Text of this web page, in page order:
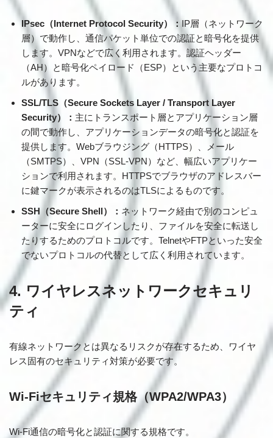
IPsec（Internet Protocol Security）：IP層（ネットワーク
層）で動作し、通信パケット単位での認証と暗号化を提供
します。VPNなどで広く利用されます。認証ヘッダー
（AH）と暗号化ペイロード（ESP）という主要なプロトコ
ルがあります。
SSL/TLS（Secure Sockets Layer / Transport Layer
Security）： 主にトランスポート層とアプリケーション層
の間で動作し、アプリケーションデータの暗号化と認証を
提供します。Webブラウジング（HTTPS）、メール
（SMTPS）、VPN（SSL-VPN）など、幅広いアプリケー
ションで利用されます。HTTPSでブラウザのアドレスバー
に鍵マークが表示されるのはTLSによるものです。
SSH（Secure Shell）： ネットワーク経由で別のコンピュ
ーターに安全にログインしたり、ファイルを安全に転送し
たりするためのプロトコルです。TelnetやFTPといった安全
でないプロトコルの代替として広く利用されています。
4. ワイヤレスネットワークセキュリ
ティ
有線ネットワークとは異なるリスクが存在するため、ワイヤ
レス固有のセキュリティ対策が必要です。
Wi-Fiセキュリティ規格（WPA2/WPA3）
Wi-Fi通信の暗号化と認証に関する規格です。